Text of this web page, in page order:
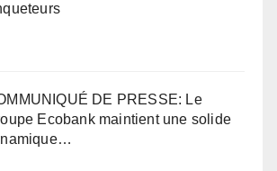
DE PRESSE: Le
Ecobank maintient une solide